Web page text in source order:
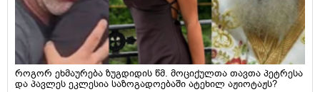
როგორ ეხმაურება ზუგდიდის წმ. მოციქულთა თავთა პეტრესა
და პავლეს ეკლესია საზოგადოებაში ატეხილ აჟიოტაჟს?